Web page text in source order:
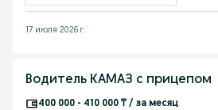
17 июля 2026 г.
Водитель КАМАЗ с прицепом
400 000 - 410 000 ₸ / за месяц